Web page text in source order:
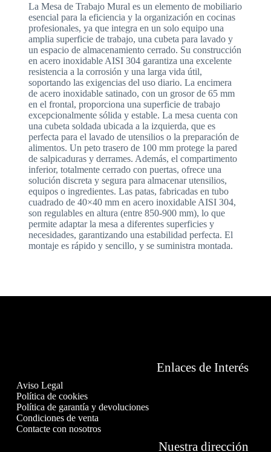
La Mesa de Trabajo Mural es un elemento de mobiliario
esencial para la eficiencia y la organización en cocinas
profesionales, ya que integra en un solo equipo una
amplia superficie de trabajo, una cubeta para lavado y
un espacio de almacenamiento cerrado. Su construcción
en acero inoxidable AISI 304 garantiza una excelente
resistencia a la corrosión y una larga vida útil,
soportando las exigencias del uso diario. La encimera
de acero inoxidable satinado, con un grosor de 65 mm
en el frontal, proporciona una superficie de trabajo
excepcionalmente sólida y estable. La mesa cuenta con
una cubeta soldada ubicada a la izquierda, que es
perfecta para el lavado de utensilios o la preparación de
alimentos. Un peto trasero de 100 mm protege la pared
de salpicaduras y derrames. Además, el compartimento
inferior, totalmente cerrado con puertas, ofrece una
solución discreta y segura para almacenar utensilios,
equipos o ingredientes. Las patas, fabricadas en tubo
cuadrado de 40×40 mm en acero inoxidable AISI 304,
son regulables en altura (entre 850-900 mm), lo que
permite adaptar la mesa a diferentes superficies y
necesidades, garantizando una estabilidad perfecta. El
montaje es rápido y sencillo, y se suministra montada.
Enlaces de Interés
Aviso Legal
Política de cookies
Política de garantía y devoluciones
Condiciones de venta
Contacte con nosotros
Nuestra dirección